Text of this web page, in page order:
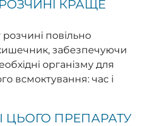
КРАЩЕ
повільно
забезпечуючи
організму для
всмоктування: час і
ЦЬОГО ПРЕПАРАТУ